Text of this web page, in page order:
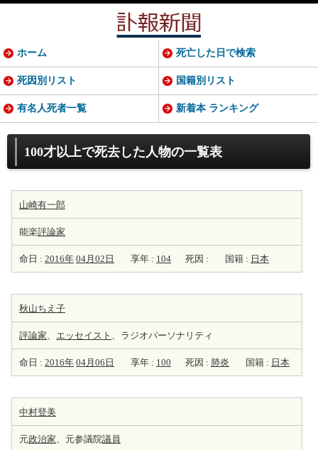
100才以上で死去した人物の一覧表
山崎有一郎
能楽評論家
命日 : 2016年 04月02日 享年 : 104 死因 : 国籍 : 日本
秋山ちえ子
評論家、 エッセイスト 、ラジオパーソナリティ
命日 : 2016年 04月06日 享年 : 100 死因 : 肺炎 国籍 : 日本
中村登美
元政治家、元参議院議員
ホーム 死亡した日で検索
死因別リスト 国籍別リスト
有名人死者一覧 新着本 ランキング